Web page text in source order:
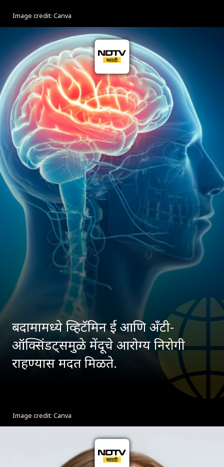
Image credit: Canva
बदामामध्ये व्हिटॅमिन ई आणि अँटी-
ऑक्सिंडट्समुळे मेंदूचे आरोग्य निरोगी
राहण्यास मदत मिळते.
Image credit: Canva